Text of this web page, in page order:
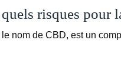
risques pour
nom de CBD, est un